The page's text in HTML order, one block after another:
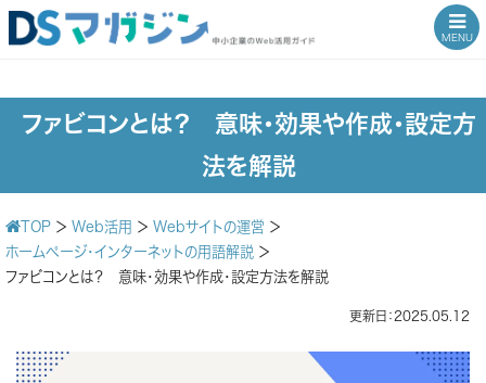
MENU
ファビコンとは？ 意味・効果や作成・設定方
法を解説
TOP ＞ Web活用 ＞ Webサイトの運営 ＞
ホームページ・インターネットの用語解説 ＞
ファビコンとは？ 意味・効果や作成・設定方法を解説
更新日：2025.05.12